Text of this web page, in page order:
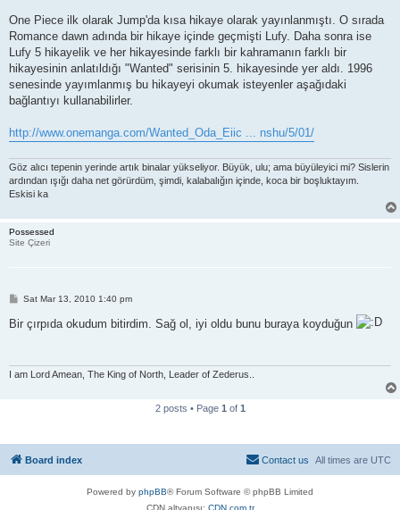
One Piece ilk olarak Jump'da kısa hikaye olarak yayınlanmıştı. O sırada
Romance dawn adında bir hikaye içinde geçmişti Lufy. Daha sonra ise
Lufy 5 hikayelik ve her hikayesinde farklı bir kahramanın farklı bir
hikayesinin anlatıldığı "Wanted" serisinin 5. hikayesinde yer aldı. 1996
senesinde yayımlanmış bu hikayeyi okumak isteyenler aşağıdaki
bağlantıyı kullanabilirler.
http://www.onemanga.com/Wanted_Oda_Eiic ... nshu/5/01/
Göz alıcı tepenin yerinde artık binalar yükseliyor. Büyük, ulu; ama büyüleyici mi? Sislerin
ardından ışığı daha net görürdüm, şimdi, kalabalığın içinde, koca bir boşluktayım.
Eskisi ka
Possessed
Site Çizeri
P
s
t
Sat Mar 13, 2010 1:40 pm
Bir çırpıda okudum bitirdim. Sağ ol, iyi oldu bunu buraya koyduğun
I am Lord Amean, The King of North, Leader of Zederus..
2 posts • Page 1 of 1
Board index All times are UTC
Contact us
Powered by phpBB® Forum Software © phpBB Limited
CDN altyapısı: CDN.com.tr